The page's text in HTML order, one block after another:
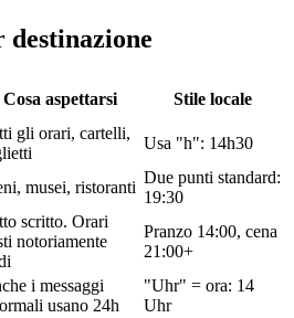
Cosa aspettarsi Stile locale
gli orari, cartelli,
Usa "h": 14h30
musei, ristoranti
Due punti standard:
19:30
scritto. Orari
notoriamente
Pranzo 14:00, cena
21:00+
i messaggi
usano 24h
"Uhr" = ora: 14
Uhr